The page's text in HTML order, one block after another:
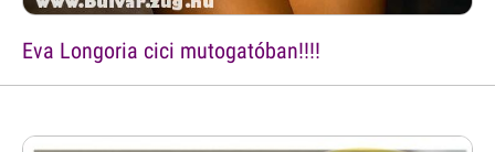
Eva Longoria cici mutogatóban!!!!